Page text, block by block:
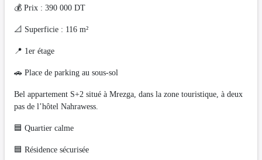
💰 Prix : 390 000 DT
📐 Superficie : 116 m²
📍 1er étage
🚗 Place de parking au sous-sol
Bel appartement S+2 situé à Mrezga, dans la zone touristique, à deux
pas de l’hôtel Nahrawess.
🟦 Quartier calme
🟦 Résidence sécurisée